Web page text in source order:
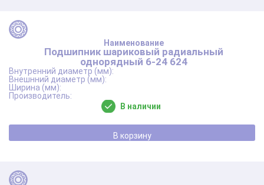
Подшипник шариковый радиальный
однорядный 6-24 624
В наличии
В корзину